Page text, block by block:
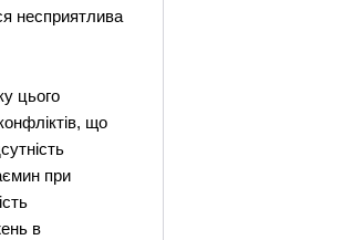
несприятлива
цього
що
при
в